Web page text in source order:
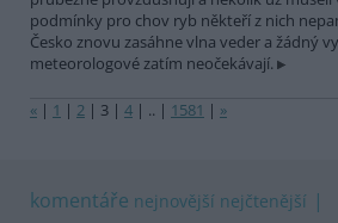
podmínky pro chov ryb někteří z nich
Česko znovu zasáhne vlna veder a žádný
meteorologové zatím neočekávají.
« | 1 | 2 | 3 | 4 | .. | 1581 | »
komentáře nejnovější nejčtenější